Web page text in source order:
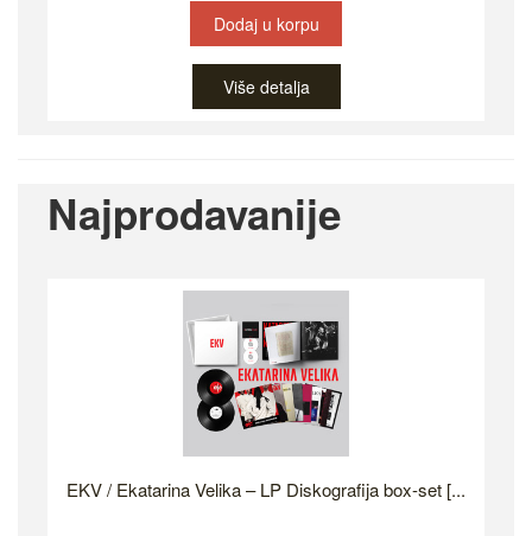
Dodaj u korpu
Više detalja
Najprodavanije
EKV / Ekatarina Velika – LP Diskografija box-set [...